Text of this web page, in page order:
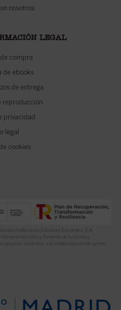
nosotros
LEGAL
compra
de ebooks
de entrega
reproducción
privacidad
legal
cookies
Editorial en Ediciones Encuentro, S.A.
del Libro y Fomento de la Lectura,
apoyo es contribuir a la modernización de pymes